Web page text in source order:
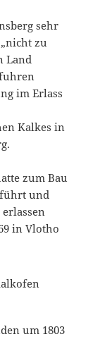
sehr
zu
Land
im Erlass
Kalkes in
zum Bau
und
in Vlotho
um 1803